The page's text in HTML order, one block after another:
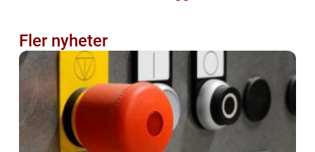
Fler nyheter